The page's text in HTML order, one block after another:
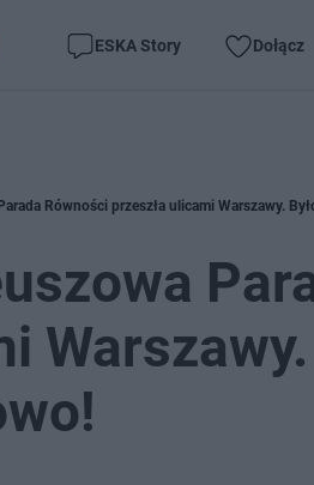
ESKA Story Dołącz
Równości przeszła ulicami Warszawy.